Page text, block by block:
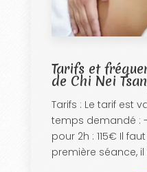
Tarifs et
de Chi Nei
Tarifs : Le tarif est
temps demandé :
pour 2h : 115€ Il
première séance, il